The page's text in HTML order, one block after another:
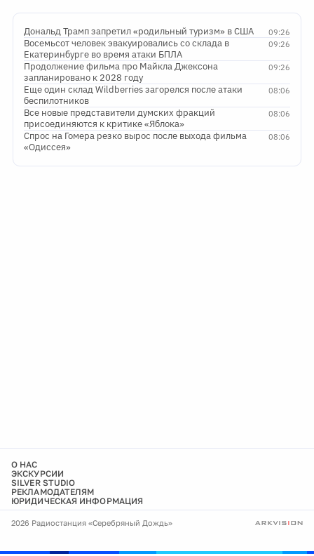
09:26
Дональд Трамп запретил «родильный туризм» в США
09:26
Восемьсот человек эвакуировались со склада в
Екатеринбурге во время атаки БПЛА
09:26
Продолжение фильма про Майкла Джексона
запланировано к 2028 году
08:06
Еще один склад Wildberries загорелся после атаки
беспилотников
08:06
Все новые представители думских фракций
присоединяются к критике «Яблока»
08:06
Спрос на Гомера резко вырос после выхода фильма
«Одиссея»
О НАС
ЭКСКУРСИИ
SILVER STUDIO
РЕКЛАМОДАТЕЛЯМ
ЮРИДИЧЕСКАЯ ИНФОРМАЦИЯ
2026 Радиостанция «Серебряный Дождь»